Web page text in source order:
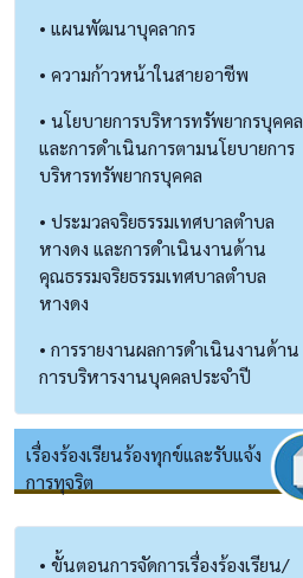
• แผนพัฒนาบุคลากร
• ความก้าวหน้าในสายอาชีพ
• นโยบายการบริหารทรัพยากรบุคคล
และการดำเนินการตามนโยบายการ
บริหารทรัพยากรบุคคล
• ประมวลจริยธรรมเทศบาลตำบล
หางดง และการดำเนินงานด้าน
คุณธรรมจริยธรรมเทศบาลตำบล
หางดง
• การรายงานผลการดำเนินงานด้าน
การบริหารงานบุคคลประจำปี
เรื่องร้องเรียนร้องทุกข์และรับแจ้ง
การทุจริต
• ขั้นตอนการจัดการเรื่องร้องเรียน/